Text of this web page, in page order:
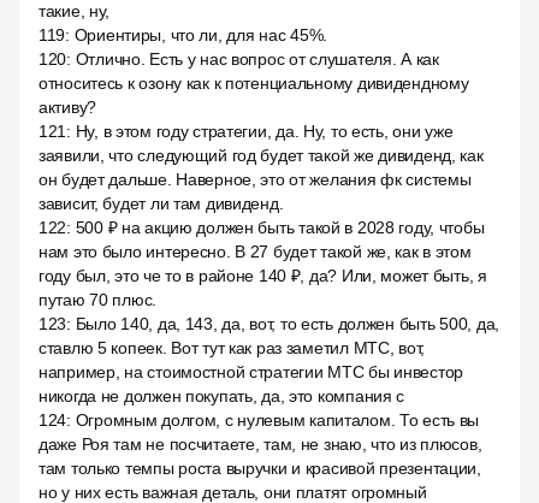
такие, ну,
119: Ориентиры, что ли, для нас 45%.
120: Отлично. Есть у нас вопрос от слушателя. А как
относитесь к озону как к потенциальному дивидендному
активу?
121 : Ну, в этом году стратегии, да. Ну, то есть, они уже
заявили, что следующий год будет такой же дивиденд, как
он будет дальше. Наверное, это от желания фк системы
зависит, будет ли там дивиденд.
122: 500 ₽ на акцию должен быть такой в 2028 году, чтобы
нам это было интересно. В 27 будет такой же, как в этом
году был, это че то в районе 140 ₽, да? Или, может быть, я
путаю 70 плюс.
123: Было 140, да, 143, да, вот, то есть должен быть 500, да,
ставлю 5 копеек. Вот тут как раз заметил МТС, вот,
например, на стоимостной стратегии МТС бы инвестор
никогда не должен покупать, да, это компания с
124: Огромным долгом, с нулевым капиталом. То есть вы
даже Роя там не посчитаете, там, не знаю, что из плюсов,
там только темпы роста выручки и красивой презентации,
но у них есть важная деталь, они платят огромный